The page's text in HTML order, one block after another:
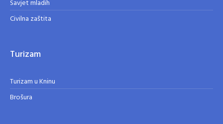
Savjet mladih
Civilna zaštita
Turizam
Turizam u Kninu
Brošura